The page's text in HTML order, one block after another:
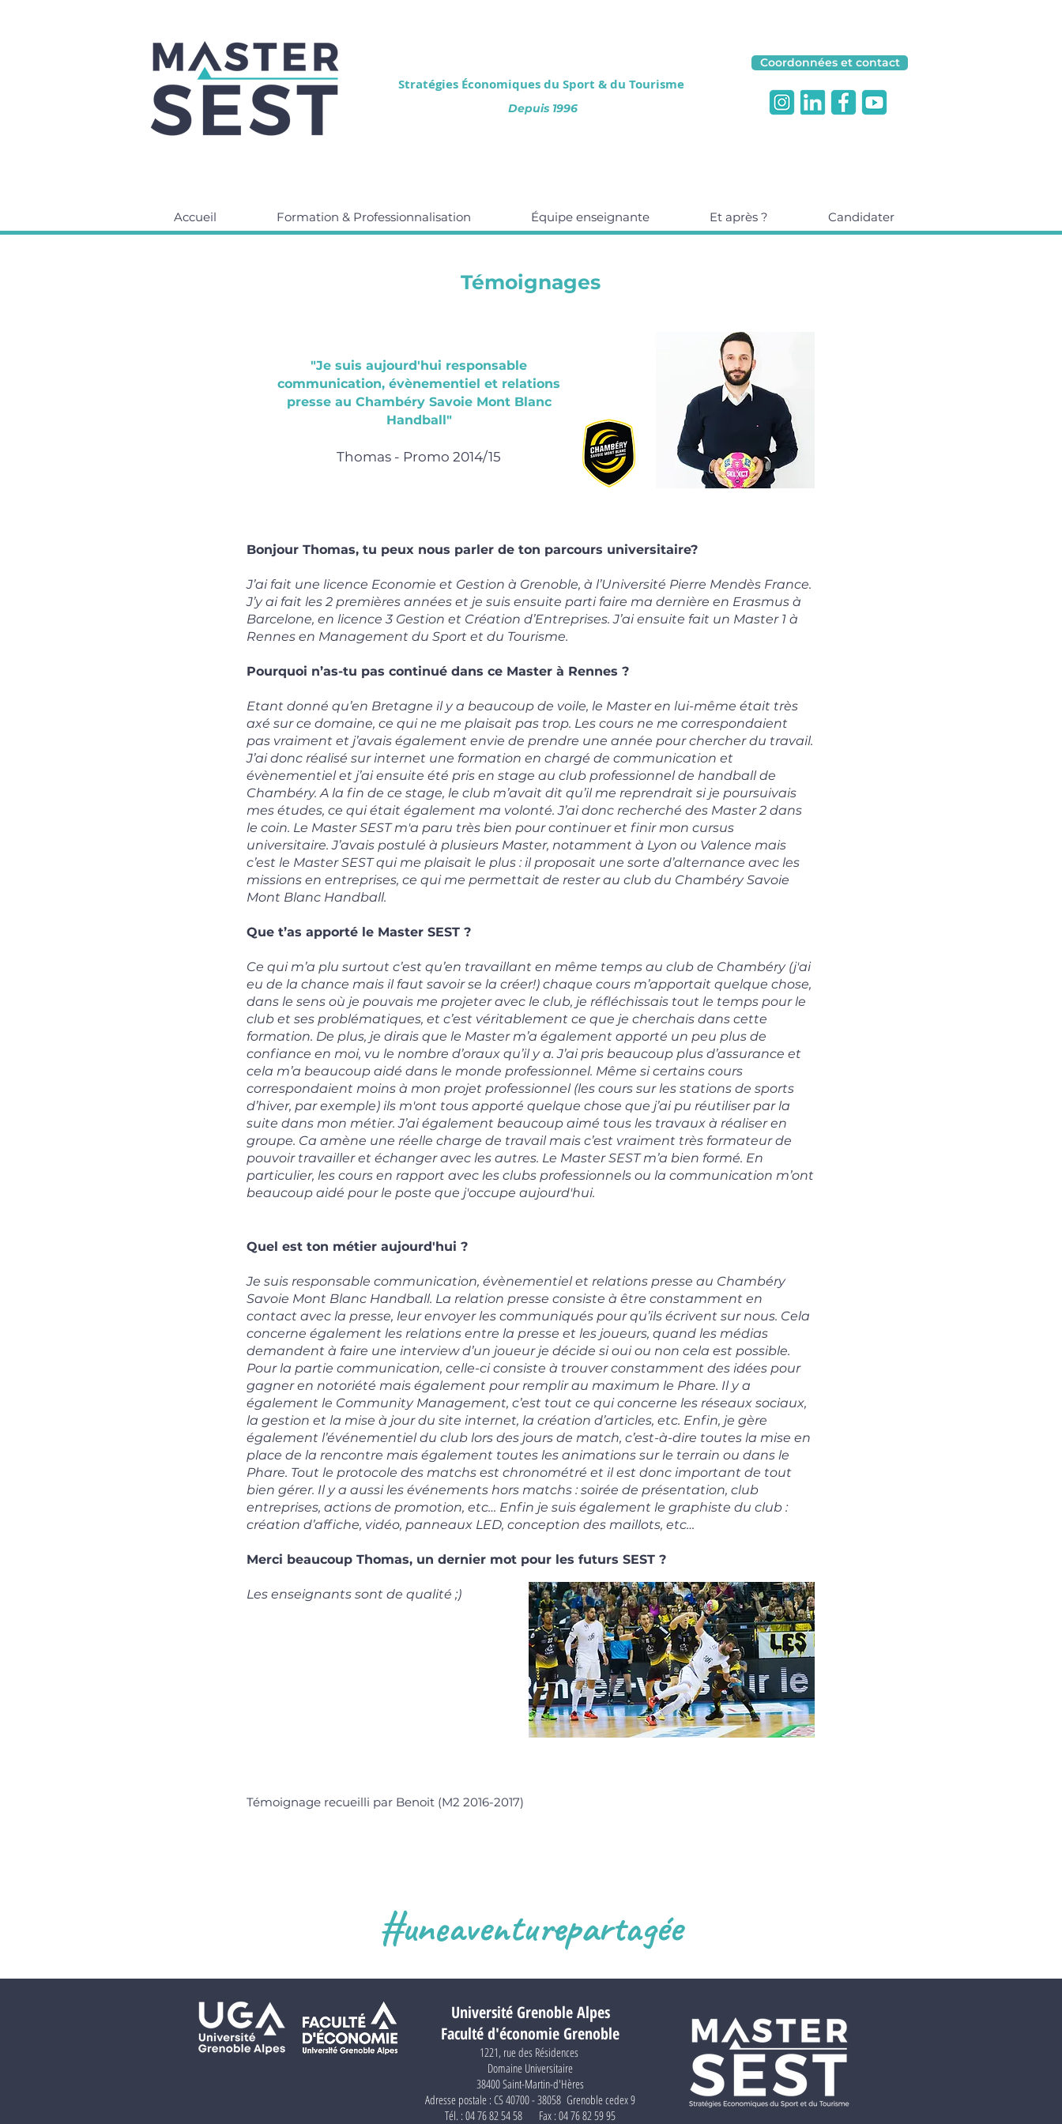
Stratégies Économiquesdu Sport & du Tourisme
Depuis 1996
Coordonnées et contact
Accueil Formation & Professionnalisation Équipe enseignante Et après ? Candidater
Témoignages
"Je suis aujourd'hui responsable
communication, évènementiel et relations
presse au Chambéry Savoie Mont Blanc
Handball"
Thomas - Promo 2014/15
Bonjour Thomas, tu peux nous parler de ton parcours universitaire?
J’ai fait une licence Economie et Gestion à Grenoble, à l’Université Pierre Mendès France.
J’y ai fait les 2 premières années et je suis ensuite parti faire ma dernière en Erasmus à
Barcelone, en licence 3 Gestion et Création d’Entreprises. J’ai ensuite fait un Master 1 à
Rennes en Management du Sport et du Tourisme.
Pourquoi n’as-tu pas continué dans ce Master à Rennes ?
Etant donné qu’en Bretagne il y a beaucoup de voile, le Master en lui-même était très
axé sur ce domaine, ce qui ne me plaisait pas trop. Les cours ne me correspondaient
pas vraiment et j’avais également envie de prendre une année pour chercher du travail.
J’ai donc réalisé sur internet une formation en chargé de communication et
évènementiel et j’ai ensuite été pris en stage au club professionnel de handball de
Chambéry. A la fin de ce stage, le club m’avait dit qu’il me reprendrait si je poursuivais
mes études, ce qui était également ma volonté. J’ai donc recherché des Master 2 dans
le coin. Le Master SEST m'a paru très bien pour continuer et finir mon cursus
universitaire. J’avais postulé à plusieurs Master, notamment à Lyon ou Valence mais
c’est le Master SEST qui me plaisait le plus : il proposait une sorte d’alternance avec les
missions en entreprises, ce qui me permettait de rester au club du Chambéry Savoie
Mont Blanc Handball.
Que t’as apporté le Master SEST ?
Ce qui m’a plu surtout c’est qu’en travaillant en même temps au club de Chambéry (j'ai
eu de la chance mais il faut savoir se la créer!) chaque cours m’apportait quelque chose,
dans le sens où je pouvais me projeter avec le club, je réfléchissais tout le temps pour le
club et ses problématiques, et c’est véritablement ce que je cherchais dans cette
formation. De plus, je dirais que le Master m’a également apporté un peu plus de
confiance en moi, vu le nombre d’oraux qu’il y a. J’ai pris beaucoup plus d’assurance et
cela m’a beaucoup aidé dans le monde professionnel. Même si certains cours
correspondaient moins à mon projet professionnel (les cours sur les stations de sports
d’hiver, par exemple) ils m'ont tous apporté quelque chose que j’ai pu réutiliser par la
suite dans mon métier. J’ai également beaucoup aimé tous les travaux à réaliser en
groupe. Ca amène une réelle charge de travail mais c’est vraiment très formateur de
pouvoir travailler et échanger avec les autres. Le Master SEST m’a bien formé. En
particulier, les cours en rapport avec les clubs professionnels ou la communication m’ont
beaucoup aidé pour le poste que j'occupe aujourd'hui.
Quel est ton métier aujourd'hui ?
Je suis responsable communication, évènementiel et relations presse au Chambéry
Savoie Mont Blanc Handball. La relation presse consiste à être constamment en
contact avec la presse, leur envoyer les communiqués pour qu’ils écrivent sur nous. Cela
concerne également les relations entre la presse et les joueurs, quand les médias
demandent à faire une interview d’un joueur je décide si oui ou non cela est possible.
Pour la partie communication, celle-ci consiste à trouver constamment des idées pour
gagner en notoriété mais également pour remplir au maximum le Phare. Il y a
également le Community Management, c’est tout ce qui concerne les réseaux sociaux,
la gestion et la mise à jour du site internet, la création d’articles, etc. Enfin, je gère
également l’événementiel du club lors des jours de match, c’est-à-dire toutes la mise en
place de la rencontre mais également toutes les animations sur le terrain ou dans le
Phare. Tout le protocole des matchs est chronométré et il est donc important de tout
bien gérer. Il y a aussi les événements hors matchs : soirée de présentation, club
entreprises, actions de promotion, etc… Enfin je suis également le graphiste du club :
création d’affiche, vidéo, panneaux LED, conception des maillots, etc…
Merci beaucoup Thomas, un dernier mot pour les futurs SEST ?
Les enseignants sont de qualité ;)
Témoignage recueilli par Benoit (M2 2016-2017)
#uneaventurepartagée
Université Grenoble Alpes
Faculté d'économie Grenoble
1221, rue des Résidences
Domaine Universitaire
38400 Saint-Martin-d'Hères
Adresse postale : CS 40700 - 38058 Grenoble cedex 9
Tél. : 04 76 82 54 58 Fax : 04 76 82 59 95